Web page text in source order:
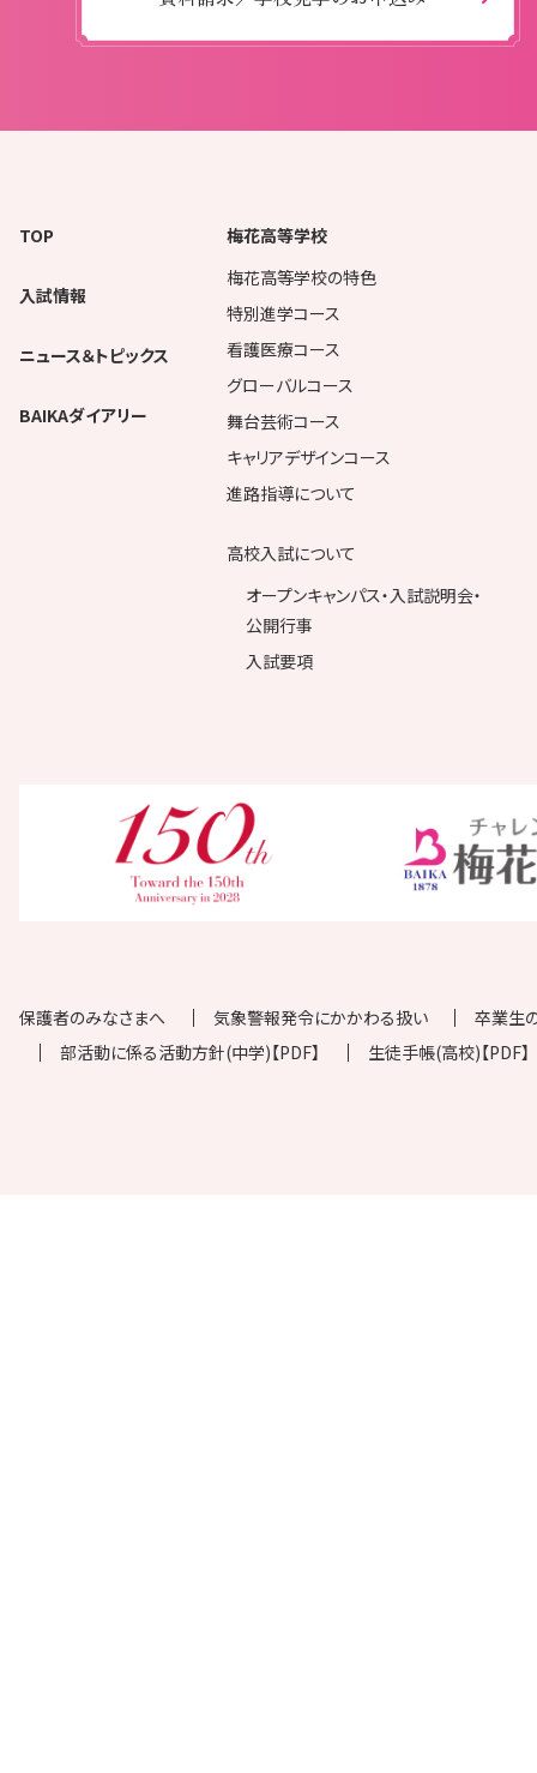
TOP
入試情報
ニュース＆トピックス
BAIKAダイアリー
梅花高等学校
梅花高等学校の特色
特別進学コース
看護医療コース
グローバルコース
舞台芸術コース
キャリアデザインコース
進路指導について
高校入試について
オープンキャンパス・入試説明会・
公開行事
入試要項
保護者のみなさまへ 気象警報発令にかかわる扱い
卒業生
部活動に係る活動方針(中学)【PDF】
生徒手帳(高校)【PDF】